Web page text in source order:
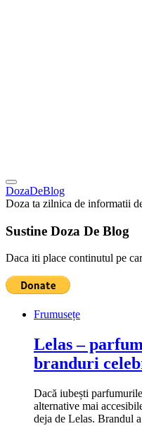
DozaDeBlog
Doza ta zilnica de informatii
Sustine Doza De Blog
Daca iti place continutul pe
Frumusețe
Lelas –
branduri
Dacă iubești
alternative mai
deja de Lelas. Brandul